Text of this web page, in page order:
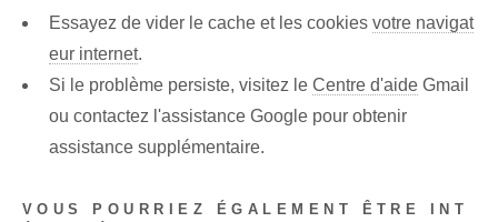
Essayez de vider le cache et les cookies votre navigat
eur internet.
Si le problème persiste, visitez le Centre d'aide Gmail
ou contactez l'assistance Google pour obtenir
assistance supplémentaire.
VOUS POURRIEZ ÉGALEMENT ÊTRE INT